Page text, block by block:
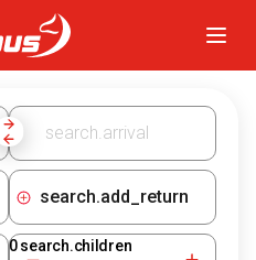
search.add_return
0 search.children